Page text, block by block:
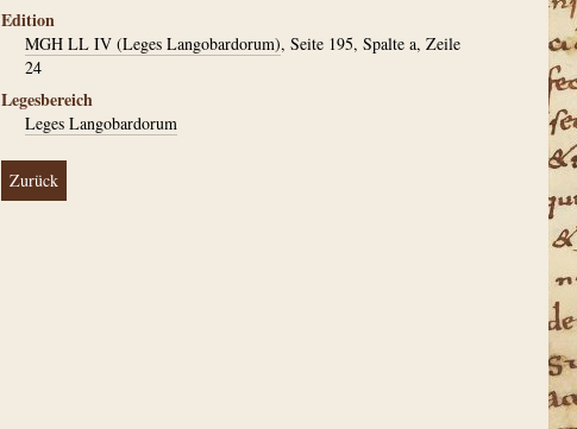
Edition
MGH LL IV (Leges Langobardorum), Seite 195, Spalte a, Zeile
24
Legesbereich
Leges Langobardorum
Zurück